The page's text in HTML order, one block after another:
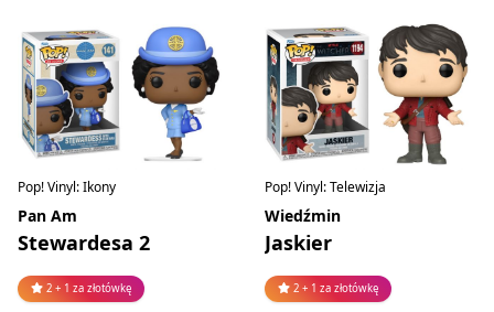
Pop! Vinyl: Ikony
Pan Am
Stewardesa 2
2 + 1 za złotówkę
Pop! Vinyl: Telewizja
Wiedźmin
Jaskier
2 + 1 za złotówkę